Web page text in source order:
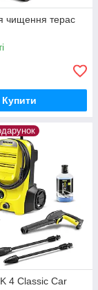
чищення терас
Купити
4 Classic Car